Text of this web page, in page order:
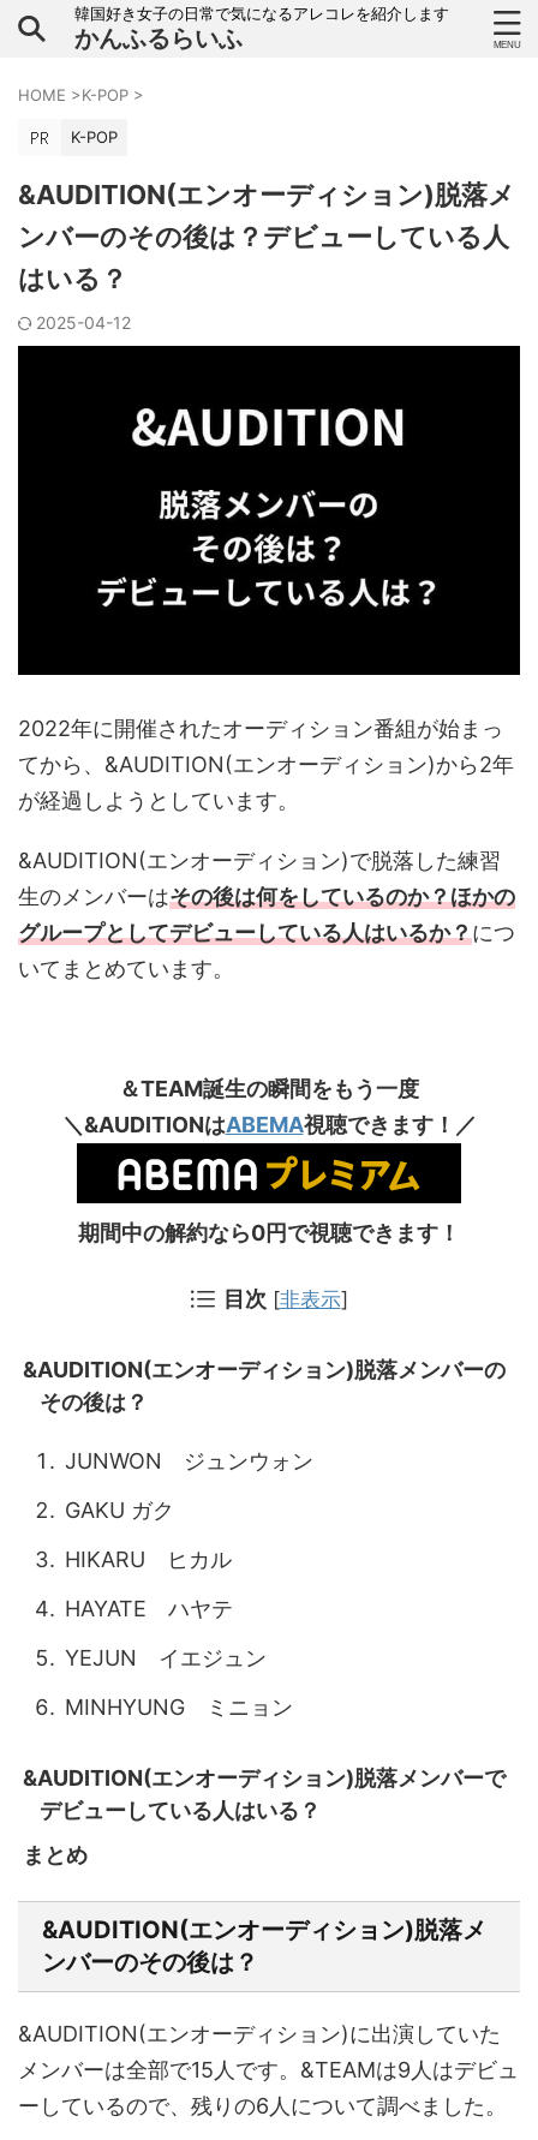
韓国好き女子の日常で気になるアレコレを紹介します
かんふるらいふ
HOME >K-POP >
K-POP
&AUDITION(エンオーディション)脱落メ
ンバーのその後は？デビューしている人
はいる？
2025-04-12
2022年に開催されたオーディション番組が始まっ
てから、&AUDITION(エンオーディション)から2年
が経過しようとしています。
&AUDITION(エンオーディション)で脱落した練習
生のメンバーはその後は何をしているのか？ほかの
グループとしてデビューしている人はいるか？につ
いてまとめています。
＆TEAM誕生の瞬間をもう一度
＼&AUDITIONはABEMA視聴できます！／
期間中の解約なら0円で視聴できます！
目次 [非表示]
&AUDITION(エンオーディション)脱落メンバーの
その後は？
JUNWON ジュンウォン
GAKU ガク
HIKARU ヒカル
HAYATE ハヤテ
YEJUN イエジュン
MINHYUNG ミニョン
&AUDITION(エンオーディション)脱落メンバーで
デビューしている人はいる？
まとめ
&AUDITION(エンオーディション)脱落メ
ンバーのその後は？
&AUDITION(エンオーディション)に出演していた
メンバーは全部で15人です。&TEAMは9人はデビュ
ーしているので、残りの6人について調べました。